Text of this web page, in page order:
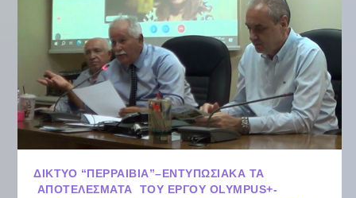
ΔΊΚΤΥΟ “ΠΕΡΡΑΙΒΙΑ”–ΕΝΤΥΠΩΣΙΑΚΆ ΤΑ
ΑΠΟΤΕΛΈΣΜΑΤΑ ΤΟΥ ΈΡΓΟΥ OLYMPUS+-